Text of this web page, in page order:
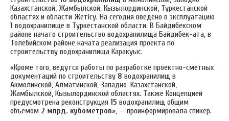
Казахстанской, Жамбылской, Кызылординской, Туркестанской
областях и области Жетісу. На сегодня введено в эксплуатацию
1 водохранилище в Туркестанской области. В Байдибекском
районе начато строительство водохранилища Байдибек-ата, в
Толебийском районе начата реализация проекта по
строительству водохранилища Каракуыс.
«Кроме того, ведутся работы по разработке проектно-сметных
документаций по строительству 8 водохранилищ в
Акмолинской, Алматинской, Западно-Казахстанской,
Жамбылской, Кызылординской областях. Также Концепцией
предусмотрена реконструкция 15 водохранилищ общим
объемом 2 млрд. кубометров», — проинформировала спикер.